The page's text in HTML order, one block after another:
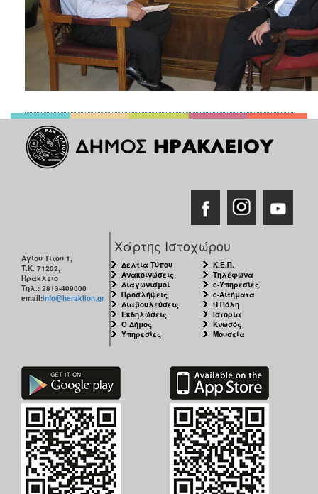
2006
ΠΟΛΙΤΙΣΜΟΣ
ΑΝΘΕΚΤΙΚΗ
Αγίου Τίτου 1,
Τ.Κ. 71202,
Ηράκλειο
Τηλ.: 2813-409000
email:info@heraklion.gr
Χάρτης Ιστοχώρου
Δελτία Τύπου
Ανακοινώσεις
Διαγωνισμοί
Προσλήψεις
Διαβουλεύσεις
Εκδηλώσεις
Ο Δήμος
Υπηρεσίες
Κ.Ε.Π.
Τηλέφωνα
e-Υπηρεσίες
e-Αιτήματα
Η Πόλη
Ιστορία
Κνωσός
Μουσεία